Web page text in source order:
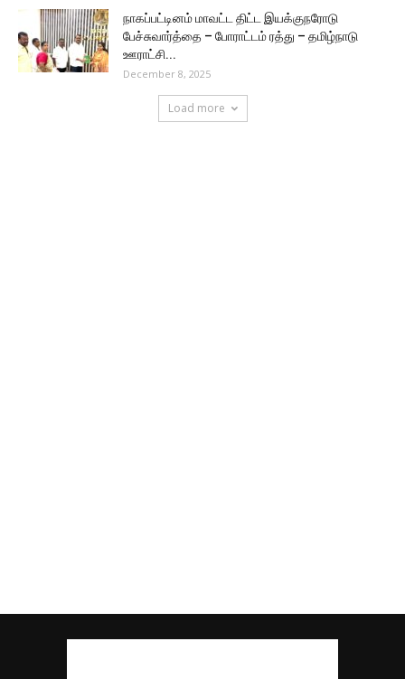
நாகப்பட்டினம் மாவட்ட திட்ட இயக்குநரோடு
பேச்சுவார்த்தை – போராட்டம் ரத்து – தமிழ்நாடு
ஊராட்சி...
December 8, 2025
Load more